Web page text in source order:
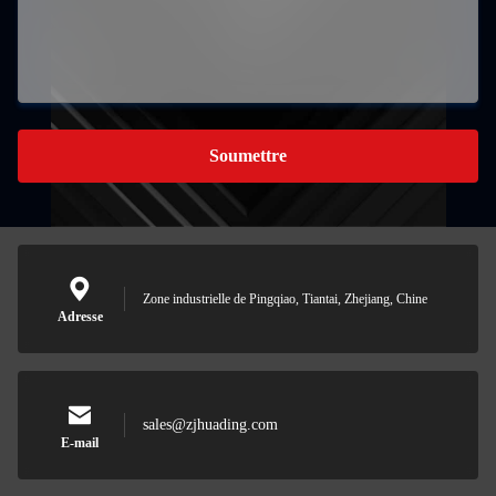
Soumettre
Adresse
Zone industrielle de Pingqiao, Tiantai, Zhejiang, Chine
E-mail
sales@zjhuading.com